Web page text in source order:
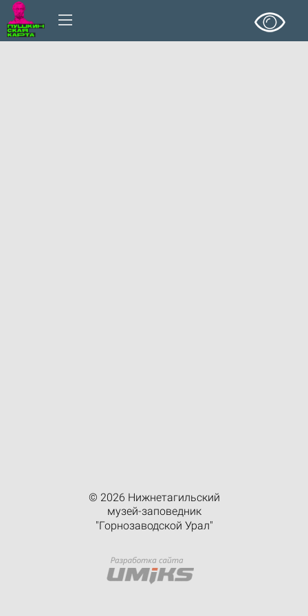
© 2026 Нижнетагильский
музей-заповедник
"Горнозаводской Урал"